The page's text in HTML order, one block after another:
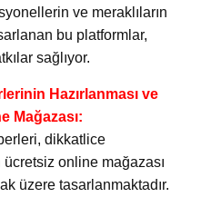
ve meraklıların
bu platformlar,
sağlıyor.
Hazırlanması ve
Mağazası:
dikkatlice
ücretsiz online mağazası
üzere tasarlanmaktadır.